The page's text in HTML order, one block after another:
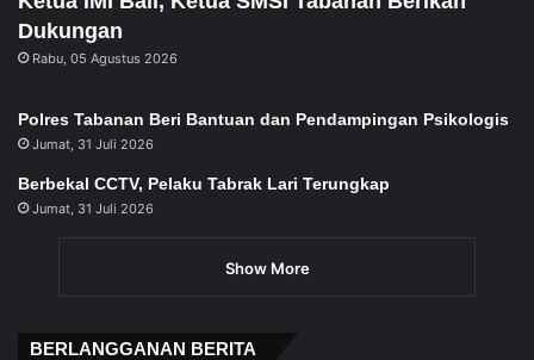
Dukungan
Rabu, 05 Agustus 2026
Polres Tabanan Beri Bantuan dan Pendampingan Psikologis
Jumat, 31 Juli 2026
Berbekal CCTV, Pelaku Tabrak Lari Terungkap
Jumat, 31 Juli 2026
Show More
BERLANGGANAN BERITA